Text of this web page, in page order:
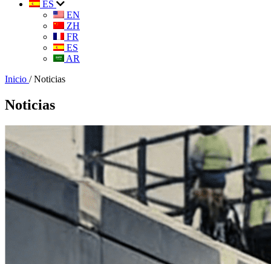
ES
EN
ZH
FR
ES
AR
Inicio / Noticias
Noticias